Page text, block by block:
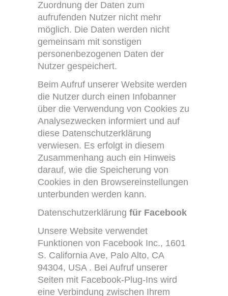
Zuordnung der Daten zum
aufrufenden Nutzer nicht mehr
möglich. Die Daten werden nicht
gemeinsam mit sonstigen
personenbezogenen Daten der
Nutzer gespeichert.
Beim Aufruf unserer Website werden
die Nutzer durch einen Infobanner
über die Verwendung von Cookies zu
Analysezwecken informiert und auf
diese Datenschutzerklärung
verwiesen. Es erfolgt in diesem
Zusammenhang auch ein Hinweis
darauf, wie die Speicherung von
Cookies in den Browsereinstellungen
unterbunden werden kann.
Datenschutzerklärung für Facebook
Unsere Website verwendet
Funktionen von Facebook Inc., 1601
S. California Ave, Palo Alto, CA
94304, USA . Bei Aufruf unserer
Seiten mit Facebook-Plug-Ins wird
eine Verbindung zwischen Ihrem